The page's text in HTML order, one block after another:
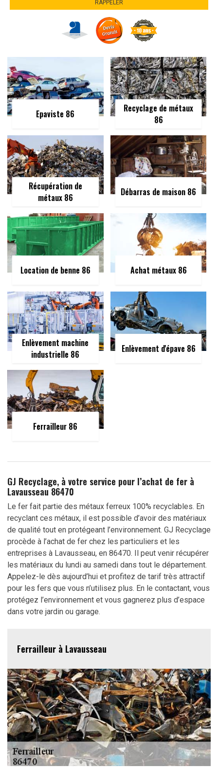
Epaviste 86
Recyclage de métaux
86
Récupération de
métaux 86
Débarras de maison 86
Location de benne 86 Achat métaux 86
Enlèvement machine
industrielle 86
Enlèvement d'épave 86
Ferrailleur 86
GJ Recyclage, à votre service pour l’achat de fer à
Lavausseau 86470
Le fer fait partie des métaux ferreux 100% recyclables. En
recyclant ces métaux, il est possible d’avoir des matériaux
de qualité tout en protégeant l’environnement. GJ Recyclage
procède à l’achat de fer chez les particuliers et les
entreprises à Lavausseau, en 86470. Il peut venir récupérer
les matériaux du lundi au samedi dans tout le département.
Appelez-le dès aujourd’hui et profitez de tarif très attractif
pour les fers que vous n’utilisez plus. En le contactant, vous
protégez l’environnement et vous gagnerez plus d’espace
dans votre jardin ou garage.
Ferrailleur à Lavausseau